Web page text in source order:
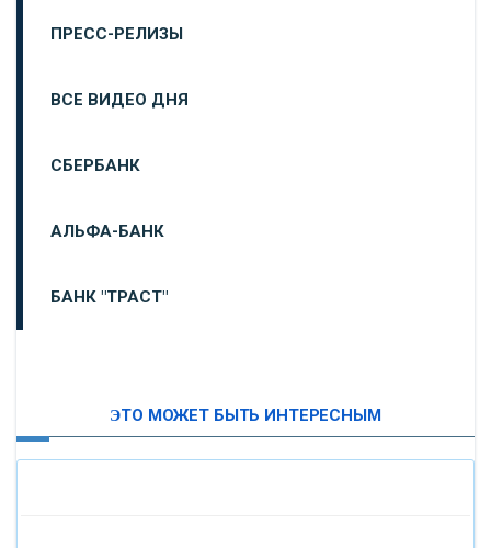
ПРЕСС-РЕЛИЗЫ
ВСЕ ВИДЕО ДНЯ
СБЕРБАНК
АЛЬФА-БАНК
БАНК "ТРАСТ"
ЭТО МОЖЕТ БЫТЬ ИНТЕРЕСНЫМ